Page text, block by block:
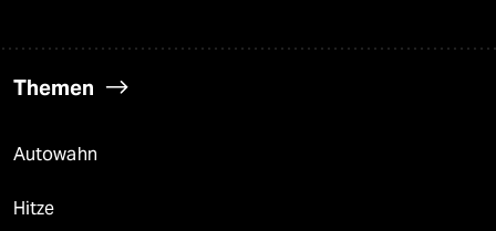
Themen
Autowahn
Hitze